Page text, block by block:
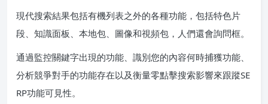
現代搜索結果包括有機列表之外的各種功能，包括特色片
段、知識面板、本地包、圖像和視頻包，人們還會詢問框。
通過監控關鍵字出現的功能、識別您的內容何時捕獲功能、
分析競爭對手的功能存在以及衡量零點擊搜索影響來跟蹤SE
RP功能可見性。